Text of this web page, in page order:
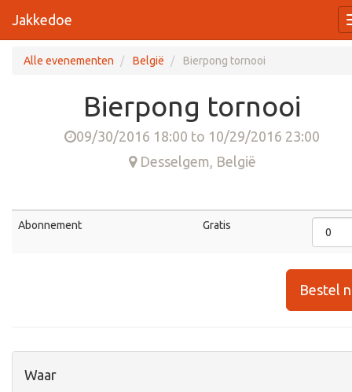
Jakkedoe
Alle evenementen België Bierpong tornooi
Bierpong tornooi
09/30/2016 18:00 to 10/29/2016 23:00
Desselgem, België
Abonnement Gratis
Bestel
Waar